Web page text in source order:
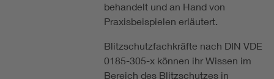
behandelt und an Hand von
Praxisbeispielen erläutert.
Blitzschutzfachkräfte nach DIN VDE
0185-305-x können ihr Wissen im
Bereich des Blitzschutzes in